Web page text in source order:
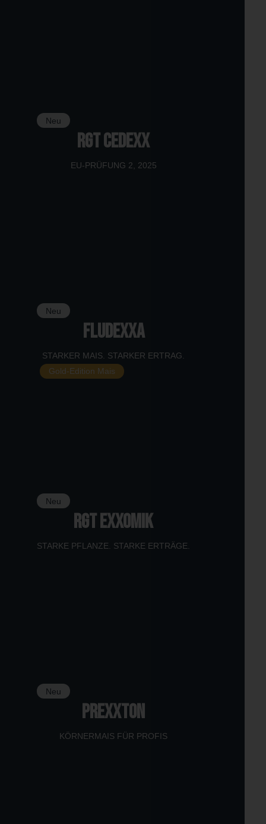
Neu
RGT CEDEXX
EU-PRÜFUNG 2, 2025
Neu
FLUDEXXA
STARKER MAIS. STARKER ERTRAG.
Gold-Edition Mais
Neu
RGT EXXOMIK
STARKE PFLANZE. STARKE ERTRÄGE.
Neu
PREXXTON
KÖRNERMAIS FÜR PROFIS